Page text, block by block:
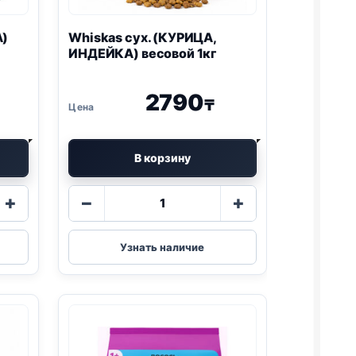
+
Whiskas сух. (КУРИЦА,
ИНДЕЙКА) весовой 1кг
2790₸
В корзину
−
товара
Whiskas
сух.
ИНДЕЙКА)
весовой
+
Узнать наличие